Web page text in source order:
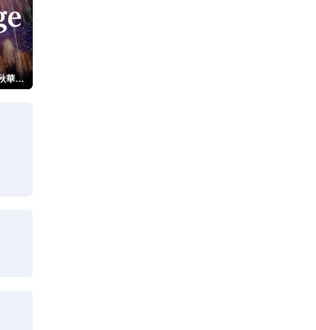
HBA Special Night 道新・秋華火（はなび）